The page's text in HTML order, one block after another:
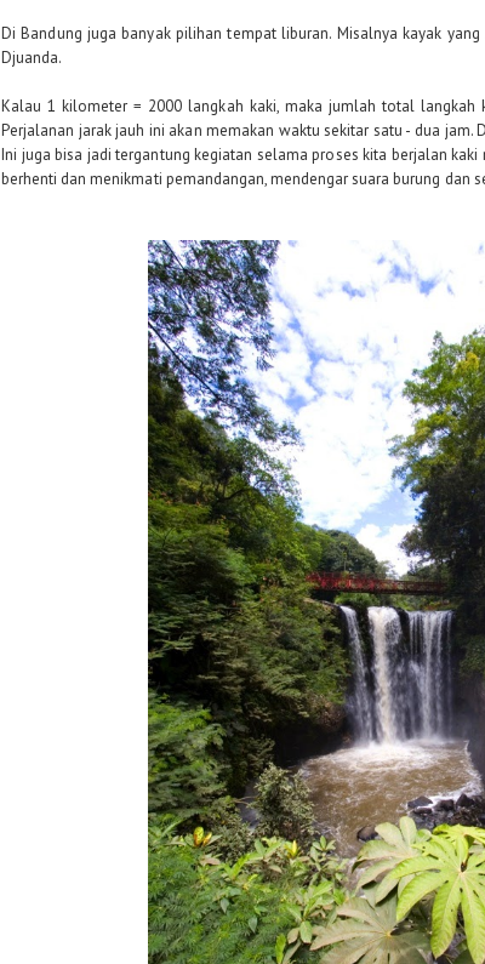
Di Bandung juga banyak pilihan tempat liburan. Misalnya kayak
Djuanda.
Kalau 1 kilometer = 2000 langkah kaki, maka jumlah total langkah
Perjalanan jarak jauh ini akan memakan waktu sekitar satu - dua jam.
Ini juga bisa jadi tergantung kegiatan selama proses kita berjalan
berhenti dan menikmati pemandangan, mendengar suara burung dan